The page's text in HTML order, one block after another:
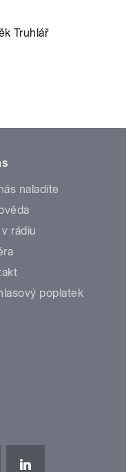
Truhlář
naladíte
rádiu
poplatek